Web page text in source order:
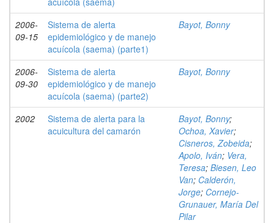
2006-
09-15
Sistema de alerta
epidemiológico y de manejo
acuícola (saema) (parte1)
Bayot, Bonny
2006-
09-30
Sistema de alerta
epidemiológico y de manejo
acuícola (saema) (parte2)
Bayot, Bonny
2002
Sistema de alerta para la
acuicultura del camarón
Bayot, Bonny;
Ochoa, Xavier;
Cisneros, Zobeida;
Apolo, Iván; Vera,
Teresa; Biesen, Leo
Van; Calderón,
Jorge; Cornejo-
Grunauer, María Del
Pilar